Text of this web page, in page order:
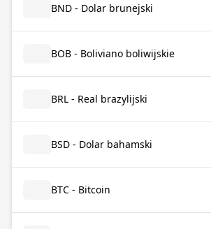
BND - Dolar brunejski
BOB - Boliviano boliwijskie
BRL - Real brazylijski
BSD - Dolar bahamski
BTC - Bitcoin